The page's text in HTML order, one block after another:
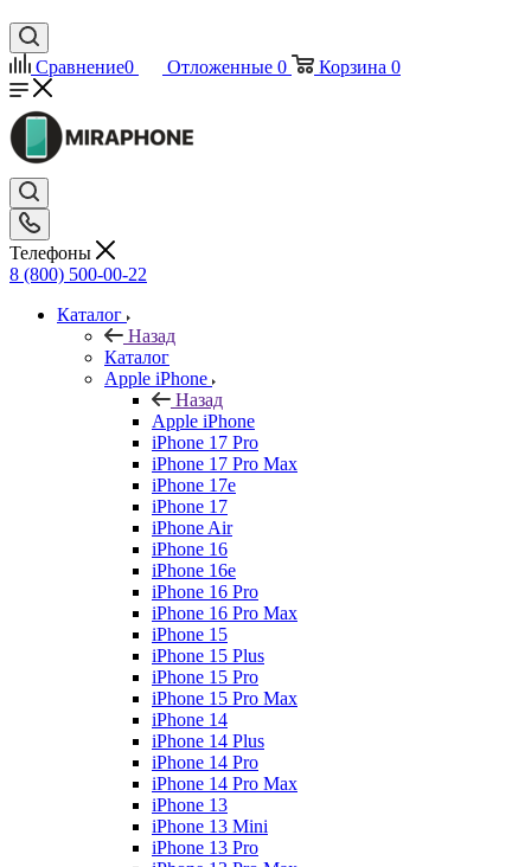
Сравнение0 Отложенные 0 Корзина 0
Телефоны
8 (800) 500-00-22
Каталог
Назад
Каталог
Apple iPhone
Назад
Apple iPhone
iPhone 17 Pro
iPhone 17 Pro Max
iPhone 17e
iPhone 17
iPhone Air
iPhone 16
iPhone 16e
iPhone 16 Pro
iPhone 16 Pro Max
iPhone 15
iPhone 15 Plus
iPhone 15 Pro
iPhone 15 Pro Max
iPhone 14
iPhone 14 Plus
iPhone 14 Pro
iPhone 14 Pro Max
iPhone 13
iPhone 13 Mini
iPhone 13 Pro